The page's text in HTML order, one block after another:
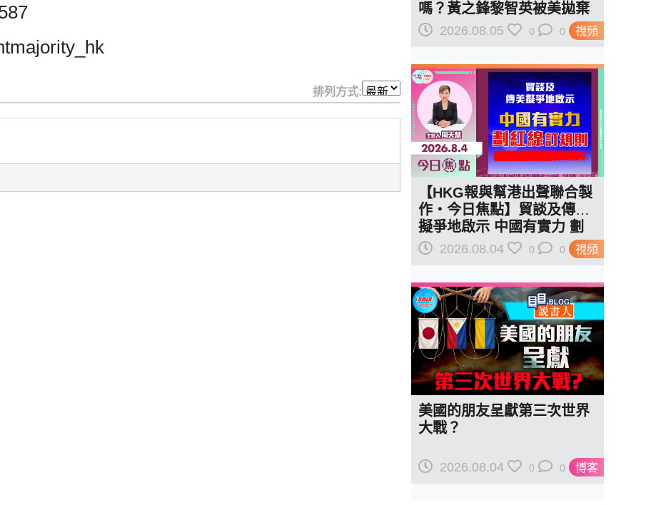
排列方式:
視頻
嗎？黃之鋒黎智英被美拋棄
給了一個答案…
2026.08.05 0 0
視頻
【HKG報與幫港出聲聯合製
作‧今日焦點】貿談及傳美
擬爭地啟示 中國有實力 劃
紅線訂規則
2026.08.04 0 0
博客
美國的朋友呈獻第三次世界
大戰？
2026.08.04 0 0